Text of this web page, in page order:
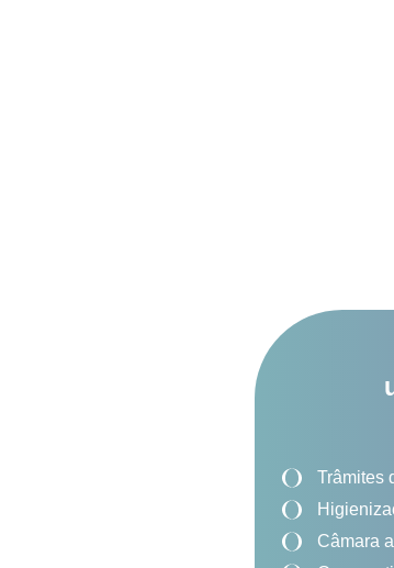
Trâmites
Câmara